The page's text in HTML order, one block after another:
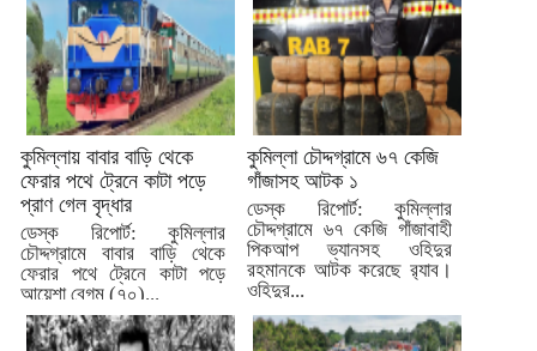
কুমিল্লায় বাবার বাড়ি থেকে
ফেরার পথে ট্রেনে কাটা পড়ে
প্রাণ গেল বৃদ্ধার
ডেস্ক রিপোর্ট: কুমিল্লার
চৌদ্দগ্রামে বাবার বাড়ি থেকে
ফেরার পথে ট্রেনে কাটা পড়ে
আয়েশা বেগম (৭০)...
কুমিল্লা চৌদ্দগ্রামে ৬৭ কেজি
গাঁজাসহ আটক ১
ডেস্ক রিপোর্ট: কুমিল্লার
চৌদ্দগ্রামে ৬৭ কেজি গাঁজাবাহী
পিকআপ ভ্যানসহ ওহিদুর
রহমানকে আটক করেছে র‍্যাব।
ওহিদুর...